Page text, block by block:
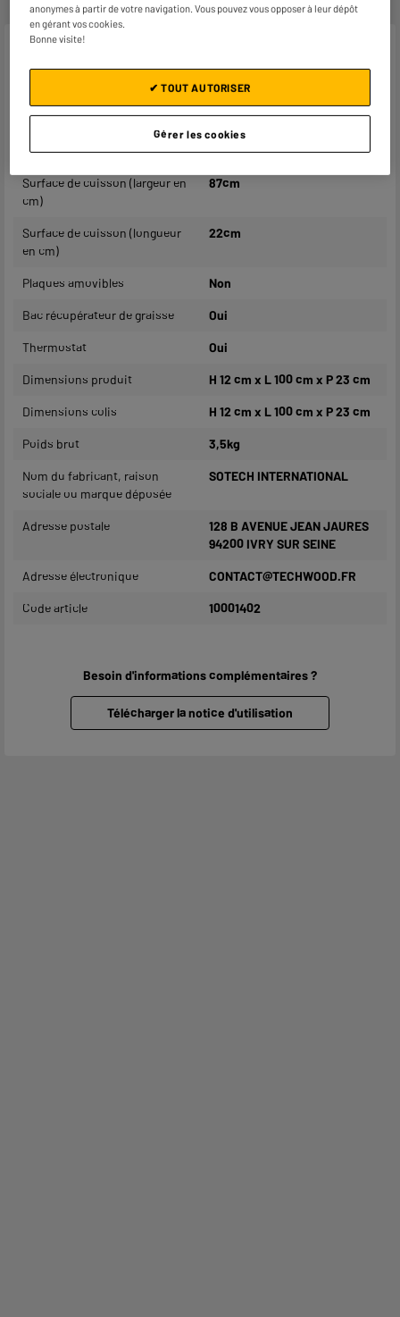
TECHWOOD
Puissance (W) 1 800W
Nombre de personne(s) 8
Surface de cuisson (largeur en
cm)
87cm
Surface de cuisson (longueur
en cm)
22cm
Plaques amovibles Non
Bac récupérateur de graisse Oui
Thermostat Oui
Dimensions produit H 12 cm x L 100 cm x P 23 cm
Dimensions colis H 12 cm x L 100 cm x P 23 cm
Poids brut 3,5kg
Nom du fabricant, raison
sociale ou marque déposée
SOTECH INTERNATIONAL
Adresse postale
128 B AVENUE JEAN JAURES
94200 IVRY SUR SEINE
Adresse électronique CONTACT@TECHWOOD.FR
Code article 10001402
Besoin d'informations complémentaires ?
Télécharger la notice d'utilisation
anonymes à partir de votre navigation. Vous pouvez vous opposer à leur dépôt
en gérant vos cookies.
Bonne visite!
Gérer les cookies
✔ TOUT AUTORISER